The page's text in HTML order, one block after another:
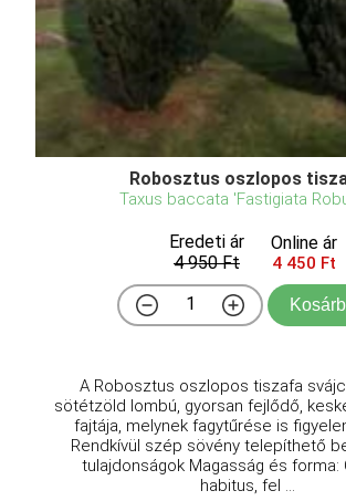
Robosztus oszlopos
Taxus baccata 'Fastigiata
Eredeti ár
4 950 Ft
Online ár
4 450 Ft
A Robosztus oszlopos tiszafa
sötétzöld lombú, gyorsan fejlődő,
fajtája, melynek fagytűrése is
Rendkívül szép sövény telepíthető
tulajdonságok Magasság és forma:
habitus, fel ...